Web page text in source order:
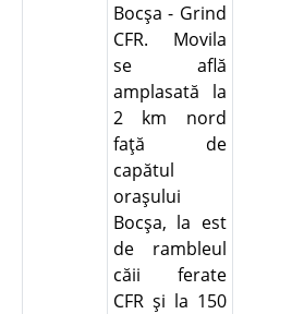
Bocşa - Grind
CFR. Movila
se află
amplasată la
2 km nord
faţă de
capătul
oraşului
Bocşa, la est
de rambleul
căii ferate
CFR şi la 150